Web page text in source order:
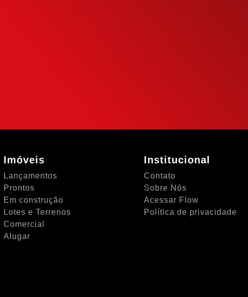
Imóveis
Lançamentos
Prontos
Em construção
Lotes e Terrenos
Comercial
Alugar
Institucional
Contato
Sobre Nós
Acessar Flow
Política de privacidade